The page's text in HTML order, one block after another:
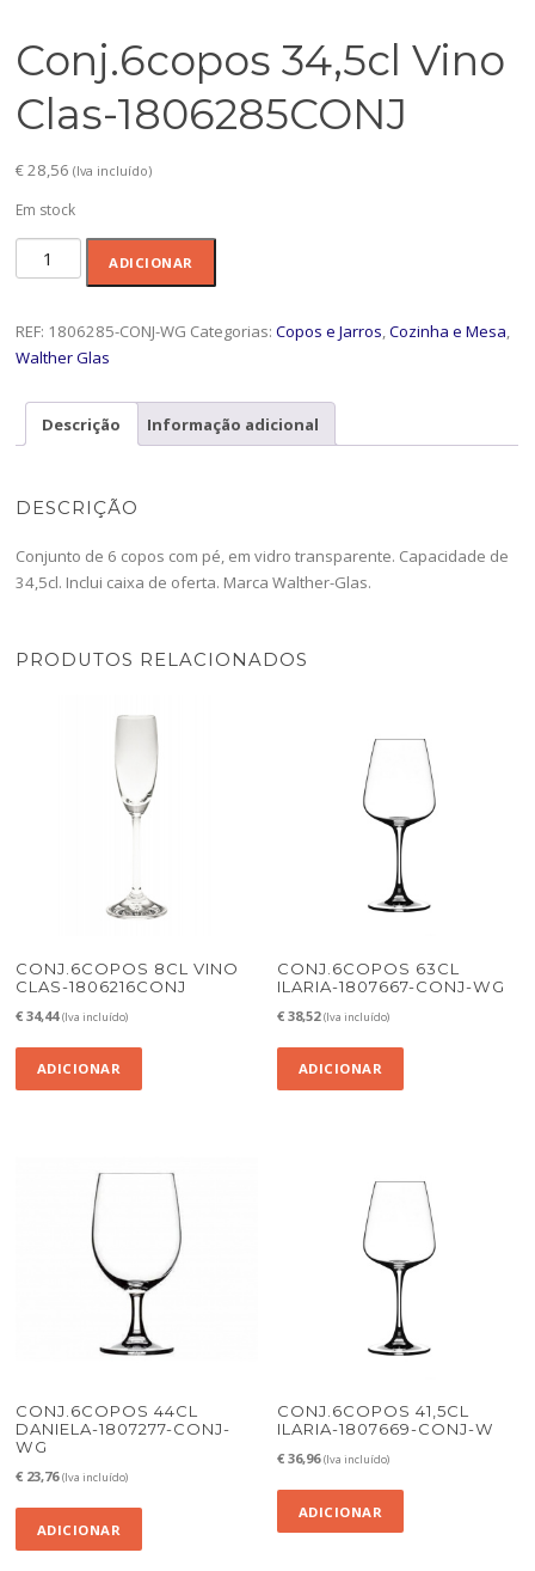
Conj.6copos 34,5cl Vino
Clas-1806285CONJ
€28,56 (Iva incluído)
Em stock
Quantidade
de
34,5cl
Vino
1806285CONJ
ADICIONAR
REF: 1806285-CONJ-WG Categorias:Copos e Jarros,Cozinha e Mesa,
Walther Glas
Descrição Informação adicional
DESCRIÇÃO
Conjunto de 6 copos com pé, em vidro transparente. Capacidade de
34,5cl. Inclui caixa de oferta. Marca Walther-Glas.
PRODUTOS RELACIONADOS
CONJ.6COPOS 8CL VINO
CLAS-1806216CONJ
€ 34,44 (Iva incluído)
ADICIONAR
CONJ.6COPOS 63CL
ILARIA-1807667-CONJ-WG
€ 38,52 (Iva incluído)
ADICIONAR
CONJ.6COPOS 44CL
DANIELA-1807277-CONJ-
WG
€ 23,76 (Iva incluído)
ADICIONAR
CONJ.6COPOS 41,5CL
ILARIA-1807669-CONJ-W
€ 36,96 (Iva incluído)
ADICIONAR